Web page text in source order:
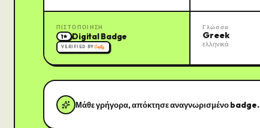
ΠΙΣΤΟΠΟΙΗΣΗ
1
Digital Badge
VERIFIED BY
Γλώσσα
Greek
ελληνικά
Μάθε γρήγορα, απόκτησε αναγνωρισμένο badge.